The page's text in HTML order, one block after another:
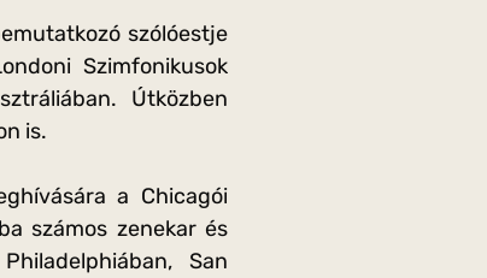
szólóestje
Szimfonikusok
Útközben
is.
a Chicagói
számos zenekar és
San